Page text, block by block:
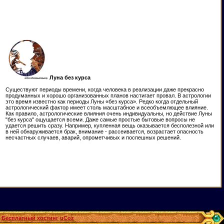
Луна без курса
Существуют периоды времени, когда человека в реализации даже прекрасно
продуманных и хорошо организованных планов настигает провал. В астрологии
это время известно как периоды Луны «без курса». Редко когда отдельный
астрологический фактор имеет столь масштабное и всеобъемлющее влияние.
Как правило, астрологические влияния очень индивидуальны, но действие Луны
"без курса" ощущается всеми. Даже самые простые бытовые вопросы не
удается решить сразу. Например, купленная вещь оказывается бесполезной или
в ней обнаруживается брак, внимание - рассеивается, возрастает опасность
несчастных случаев, аварий, опрометчивых и поспешных решений.
Бесплатный хостинг uCoz